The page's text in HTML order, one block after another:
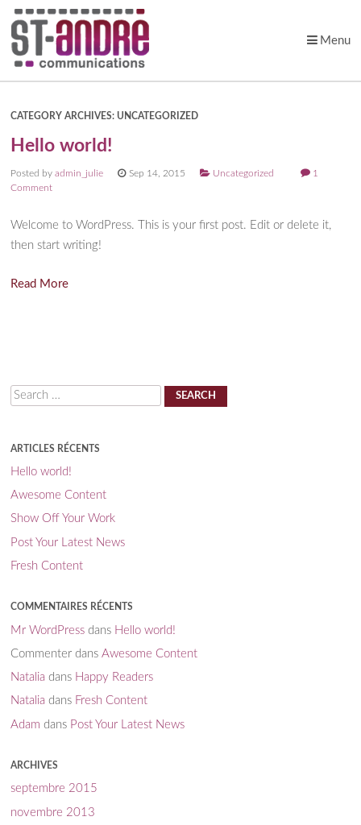
Menu
CATEGORY ARCHIVES:UNCATEGORIZED
Hello world!
Posted byadmin_julie Sep 14, 2015 Uncategorized
1
Comment
Welcome to WordPress. This is your first post. Edit or delete it,
then start writing!
Read More
Search
ARTICLES RÉCENTS
Hello world!
Awesome Content
Show Off Your Work
Post Your Latest News
Fresh Content
COMMENTAIRES RÉCENTS
Mr WordPress dans Hello world!
Commenter dansAwesome Content
Natalia dans Happy Readers
Natalia dans Fresh Content
Adam dans Post Your Latest News
ARCHIVES
septembre 2015
novembre 2013